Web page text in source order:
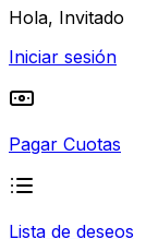
Hola, Invitado
Iniciar sesión
Pagar Cuotas
Lista de deseos